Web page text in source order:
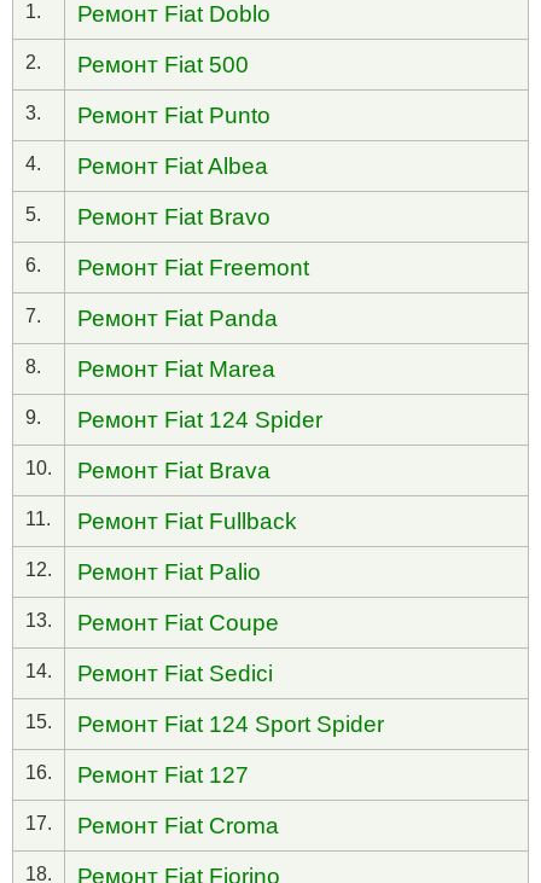
1. Ремонт Fiat Doblo
2. Ремонт Fiat 500
3. Ремонт Fiat Punto
4. Ремонт Fiat Albea
5. Ремонт Fiat Bravo
6. Ремонт Fiat Freemont
7. Ремонт Fiat Panda
8. Ремонт Fiat Marea
9. Ремонт Fiat 124 Spider
10. Ремонт Fiat Brava
11. Ремонт Fiat Fullback
12. Ремонт Fiat Palio
13. Ремонт Fiat Coupe
14. Ремонт Fiat Sedici
15. Ремонт Fiat 124 Sport Spider
16. Ремонт Fiat 127
17. Ремонт Fiat Croma
18. Ремонт Fiat Fiorino